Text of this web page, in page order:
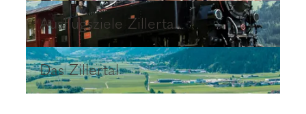
Ausflugsziele Zillertal
Ausflugsziele Zillertal
Das Zillertal
Das Zillertal